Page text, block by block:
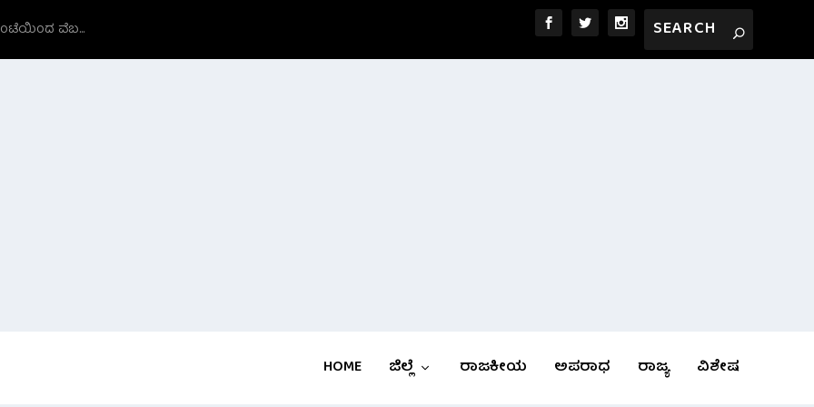
ವೆಬ...
HOME ಜಿಲ್ಲೆ ರಾಜಕೀಯ ಅಪರಾಧ ರಾಜ್ಯ ವಿಶೇಷ